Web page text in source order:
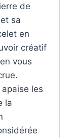
de
sa
en
créatif
vous
les
la